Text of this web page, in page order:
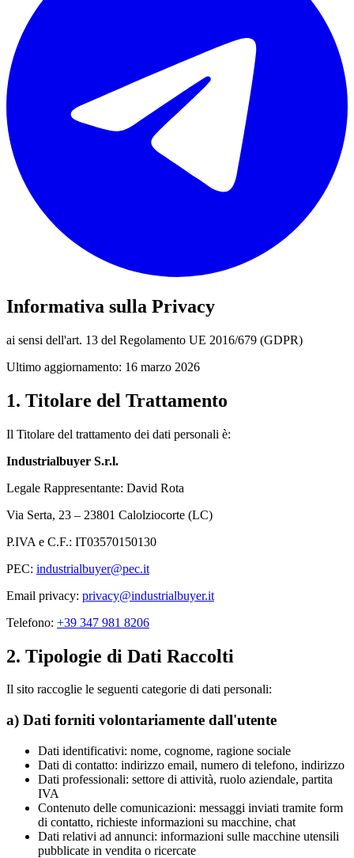
Informativa sulla Privacy
ai sensi dell'art. 13 del Regolamento UE 2016/679 (GDPR)
Ultimo aggiornamento: 16 marzo 2026
1. Titolare del Trattamento
Il Titolare del trattamento dei dati personali è:
Industrialbuyer S.r.l.
Legale Rappresentante: David Rota
Via Serta, 23 – 23801 Calolziocorte (LC)
P.IVA e C.F.: IT03570150130
PEC: industrialbuyer@pec.it
Email privacy: privacy@industrialbuyer.it
Telefono: +39 347 981 8206
2. Tipologie di Dati Raccolti
Il sito raccoglie le seguenti categorie di dati personali:
a) Dati forniti volontariamente dall'utente
Dati identificativi: nome, cognome, ragione sociale
Dati di contatto: indirizzo email, numero di telefono, indirizzo
Dati professionali: settore di attività, ruolo aziendale, partita
IVA
Contenuto delle comunicazioni: messaggi inviati tramite form
di contatto, richieste informazioni su macchine, chat
Dati relativi ad annunci: informazioni sulle macchine utensili
pubblicate in vendita o ricercate